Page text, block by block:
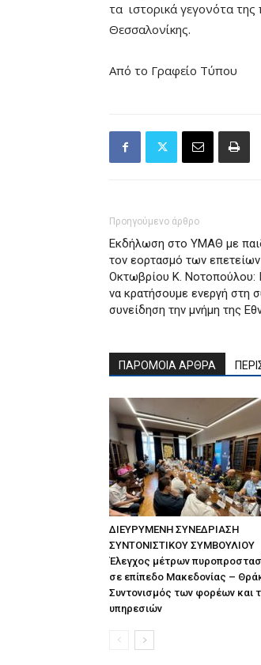
τα ιστορικά γεγονότα
Θεσσαλονίκης.
Από το Γραφείο Τύπου
Προηγούμενο άρθρο
Εκδήλωση στο ΥΜΑΘ με
τον εορτασμό των
Οκτωβρίου Κ. Νοτοπούλου:
να κρατήσουμε ενεργή στη
συνείδηση την μνήμη της
ΠΑΡΟΜΟΙΑ ΑΡΘΡΑ
ΔΙΕΥΡΥΜΕΝΗ ΣΥΝΕΔΡΙΑΣΗ
ΣΥΝΤΟΝΙΣΤΙΚΟΥ ΣΥΜΒΟΥΛΙΟΥ
Έλεγχος μέτρων
σε επίπεδο Μακεδονίας –
Συντονισμός των φορέων και
υπηρεσιών